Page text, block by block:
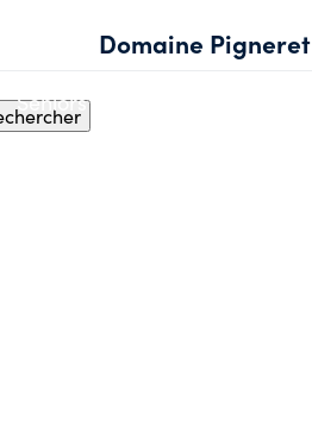
Seniors
Domaine Pigneret